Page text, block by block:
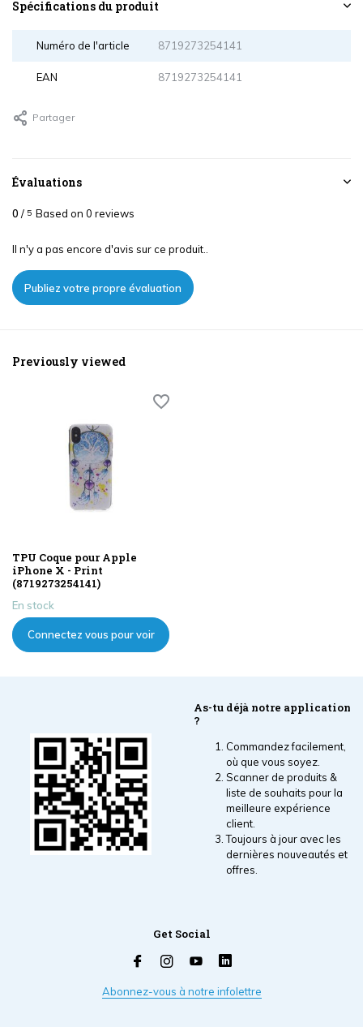
Spécifications du produit
Numéro de l'article 8719273254141
EAN 8719273254141
Partager
Évaluations
0 / 5 Based on 0 reviews
Il n'y a pas encore d'avis sur ce produit..
Publiez votre propre évaluation
Previously viewed
TPU Coque pour Apple
iPhone X - Print
(8719273254141)
En stock
Connectez vous pour voir
As-tu déjà notre application
?
Commandez facilement,
où que vous soyez.
Scanner de produits &
liste de souhaits pour la
meilleure expérience
client.
Toujours à jour avec les
dernières nouveautés et
offres.
Get Social
Abonnez-vous à notre infolettre